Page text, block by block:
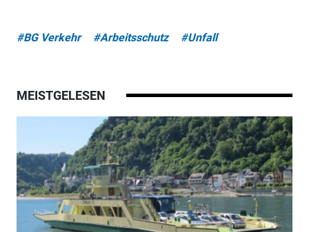
#BG Verkehr #Arbeitsschutz #Unfall
MEISTGELESEN